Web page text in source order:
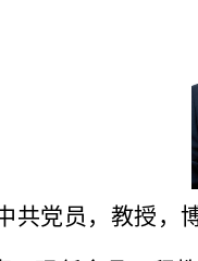
共党员，教授，